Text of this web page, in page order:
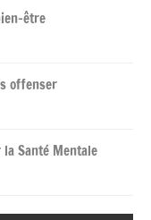
être
offenser
Santé Mentale